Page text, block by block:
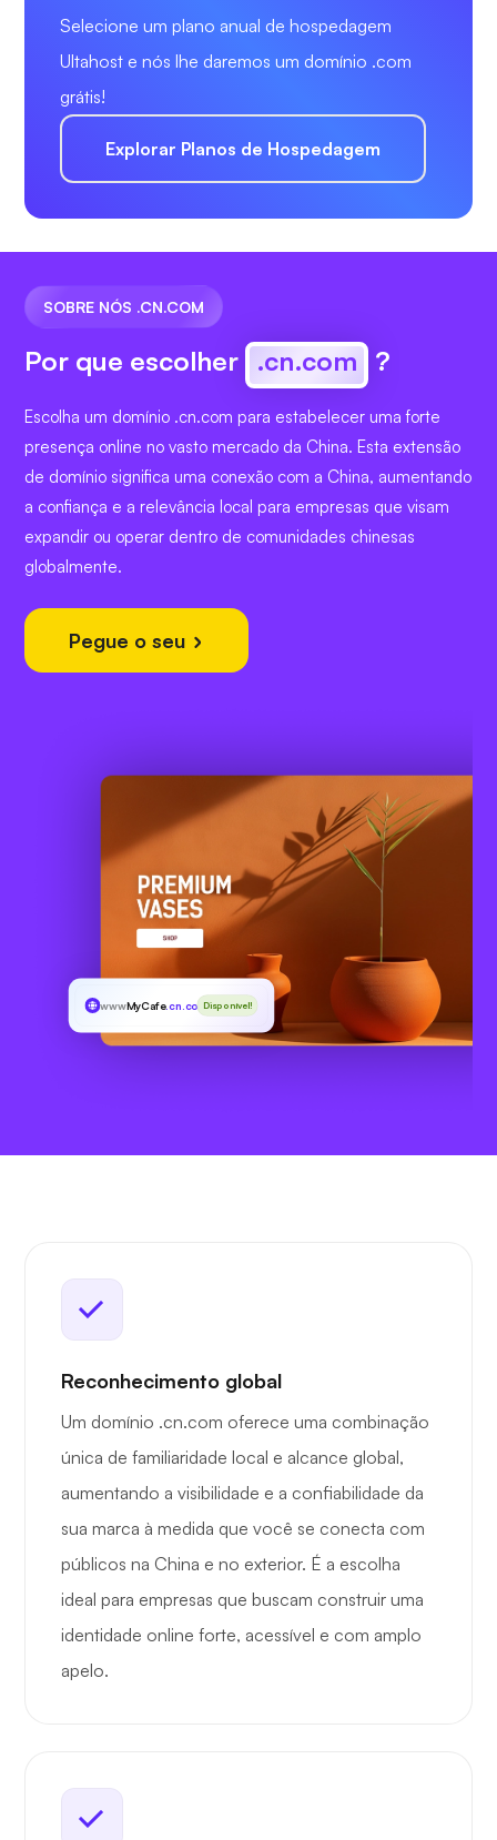
Selecione um plano anual de hospedagem
Ultahost e nós lhe daremos um domínio .com
grátis!
Explorar Planos de Hospedagem
SOBRE NÓS .CN.COM
Por que escolher .cn.com ?
Escolha um domínio .cn.com para estabelecer uma forte
presença online no vasto mercado da China. Esta extensão
de domínio significa uma conexão com a China, aumentando
a confiança e a relevância local para empresas que visam
expandir ou operar dentro de comunidades chinesas
globalmente.
Pegue o seu
wwwMyCafe.cn.comDisponível!
Reconhecimento global
Um domínio .cn.com oferece uma combinação
única de familiaridade local e alcance global,
aumentando a visibilidade e a confiabilidade da
sua marca à medida que você se conecta com
públicos na China e no exterior. É a escolha
ideal para empresas que buscam construir uma
identidade online forte, acessível e com amplo
apelo.